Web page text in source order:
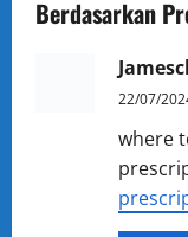
Berdasarkan
22/07/
where